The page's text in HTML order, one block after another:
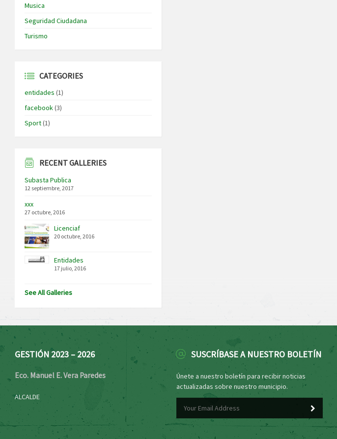
Musica
Seguridad Ciudadana
Turismo
CATEGORIES
entidades (1)
facebook(3)
Sport(1)
RECENT GALLERIES
Subasta Publica
12 septiembre, 2017
xxx
27 octubre, 2016
Licenciaf
20 octubre, 2016
Entidades
17 julio, 2016
See All Galleries
GESTIÓN 2023 – 2026
Eco. Manuel E. Vera Paredes
ALCALDE
SUSCRÍBASE A NUESTRO BOLETÍN
Únete a nuestro boletín para recibir noticias
actualizadas sobre nuestro municipio.